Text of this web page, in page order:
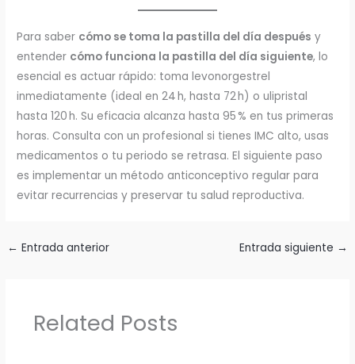
Para saber cómo se toma la pastilla del día después y
entender cómo funciona la pastilla del día siguiente, lo
esencial es actuar rápido: toma levonorgestrel
inmediatamente (ideal en 24 h, hasta 72 h) o ulipristal
hasta 120 h. Su eficacia alcanza hasta 95 % en tus primeras
horas. Consulta con un profesional si tienes IMC alto, usas
medicamentos o tu periodo se retrasa. El siguiente paso
es implementar un método anticonceptivo regular para
evitar recurrencias y preservar tu salud reproductiva.
← Entrada anterior Entrada siguiente →
Related Posts